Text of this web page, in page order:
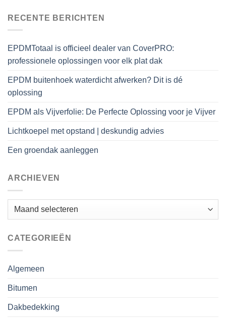
RECENTE BERICHTEN
EPDMTotaal is officieel dealer van CoverPRO:
professionele oplossingen voor elk plat dak
EPDM buitenhoek waterdicht afwerken? Dit is dé
oplossing
EPDM als Vijverfolie: De Perfecte Oplossing voor je Vijver
Lichtkoepel met opstand | deskundig advies
Een groendak aanleggen
ARCHIEVEN
Archieven
CATEGORIEËN
Algemeen
Bitumen
Dakbedekking